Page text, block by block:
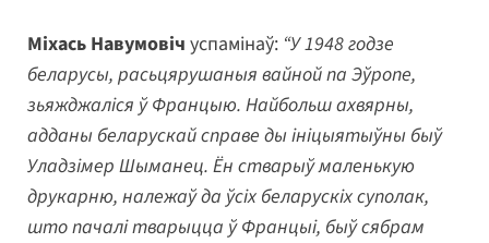
Міхась Навумовіч успамінаў: “У 1948 годзе
беларусы, расьцярушаныя вайной па Эўропе,
зьяжджаліся ў Францыю. Найбольш ахвярны,
адданы беларускай справе ды ініцыятыўны быў
Уладзімер Шыманец. Ён стварыў маленькую
друкарню, належаў да ўсіх беларускіх суполак,
што пачалі тварыцца ў Францыі, быў сябрам